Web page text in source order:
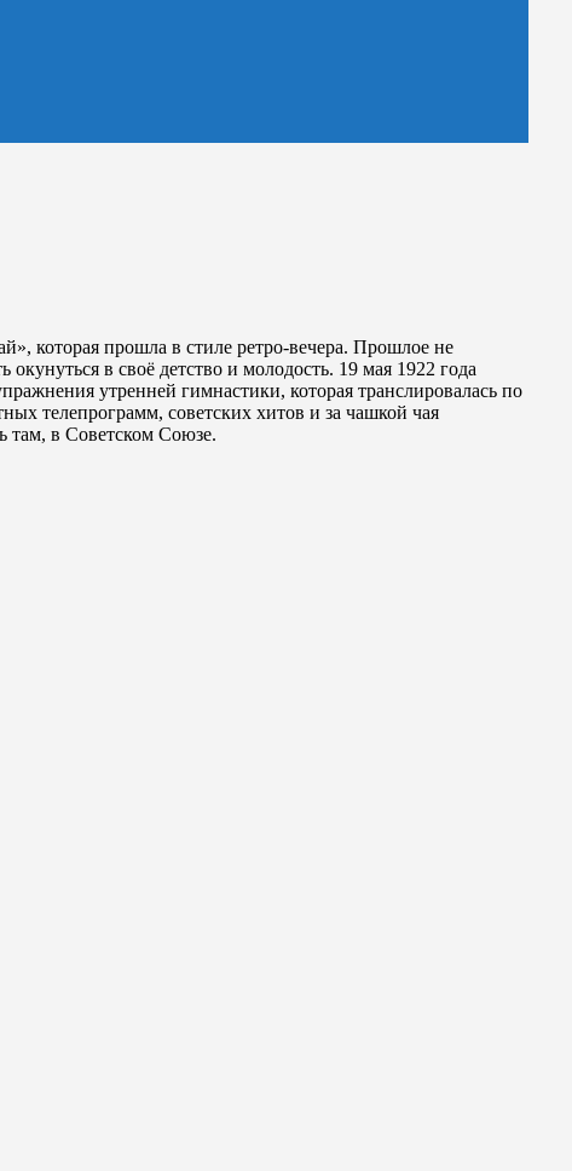
которая прошла в стиле ретро-вечера. Прошлое не
в своё детство и молодость. 19 мая 1922 года
утренней гимнастики, которая транслировалась по
телепрограмм, советских хитов и за чашкой чая
там, в Советском Союзе.